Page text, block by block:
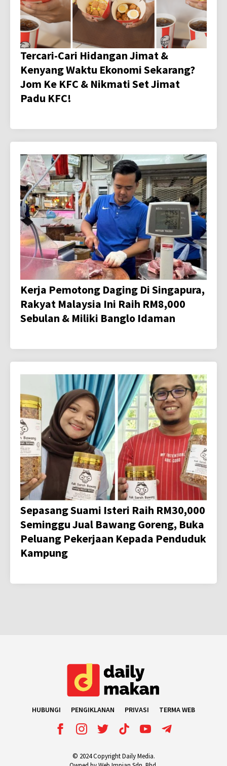
Tercari-Cari Hidangan Jimat &
Kenyang Waktu Ekonomi Sekarang?
Jom Ke KFC & Nikmati Set Jimat
Padu KFC!
Kerja Pemotong Daging Di Singapura,
Rakyat Malaysia Ini Raih RM8,000
Sebulan & Miliki Banglo Idaman
Sepasang Suami Isteri Raih RM30,000
Seminggu Jual Bawang Goreng, Buka
Peluang Pekerjaan Kepada Penduduk
Kampung
HUBUNGI PENGIKLANAN PRIVASI TERMA WEB
© 2024 Copyright Daily Media.